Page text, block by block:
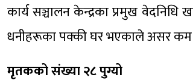
कार्य सञ्चालन केन्द्रका प्रमुख
धनीहरूका पक्की घर भएकाले असर कम
मृतकको संख्या २८ पुग्यो